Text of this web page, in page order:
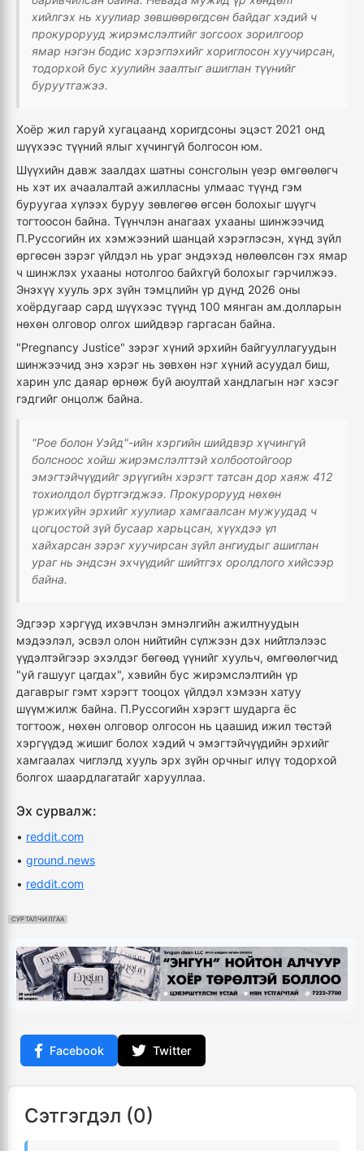
хийлгэх нь хуулиар зөвшөөрөгдсөн байдаг хэдий ч
прокурорууд жирэмслэлтийг зогсоох зорилгоор
ямар нэгэн бодис хэрэглэхийг хориглосон хуучирсан,
тодорхой бус хуулийн заалтыг ашиглан түүнийг
буруутгажээ.
Хоёр жил гаруй хугацаанд хоригдсоны эцэст 2021 онд
шүүхээс түүний ялыг хүчингүй болгосон юм.
Шүүхийн давж заалдах шатны сонсголын үеэр өмгөөлөгч
нь хэт их ачаалалтай ажилласны улмаас түүнд гэм
буруугаа хүлээх буруу зөвлөгөө өгсөн болохыг шүүгч
тогтоосон байна. Түүнчлэн анагаах ухааны шинжээчид
П.Руссогийн их хэмжээний шанцай хэрэглэсэн, хүнд зүйл
өргөсөн зэрэг үйлдэл нь ураг эндэхэд нөлөөлсөн гэх ямар
ч шинжлэх ухааны нотолгоо байхгүй болохыг гэрчилжээ.
Энэхүү хууль эрх зүйн тэмцлийн үр дүнд 2026 оны
хоёрдугаар сард шүүхээс түүнд 100 мянган ам.долларын
нөхөн олговор олгох шийдвэр гаргасан байна.
"Pregnancy Justice" зэрэг хүний эрхийн байгууллагуудын
шинжээчид энэ хэрэг нь зөвхөн нэг хүний асуудал биш,
харин улс даяар өрнөж буй аюултай хандлагын нэг хэсэг
гэдгийг онцолж байна.
"Рое болон Уэйд"-ийн хэргийн шийдвэр хүчингүй
болсноос хойш жирэмслэлттэй холбоотойгоор
эмэгтэйчүүдийг эрүүгийн хэрэгт татсан дор хаяж 412
тохиолдол бүртгэгджээ. Прокурорууд нөхөн
үржихүйн эрхийг хуулиар хамгаалсан мужуудад ч
цогцостой зүй бусаар харьцсан, хүүхдээ үл
хайхарсан зэрэг хуучирсан зүйл ангиудыг ашиглан
ураг нь эндсэн эхчүүдийг шийтгэх оролдлого хийсээр
байна.
Эдгээр хэргүүд ихэвчлэн эмнэлгийн ажилтнуудын
мэдээлэл, эсвэл олон нийтийн сүлжээн дэх нийтлэлээс
үүдэлтэйгээр эхэлдэг бөгөөд үүнийг хуульч, өмгөөлөгчид
"уй гашууг цагдах", хэвийн бус жирэмслэлтийн үр
дагаврыг гэмт хэрэгт тооцох үйлдэл хэмээн хатуу
шүүмжилж байна. П.Руссогийн хэрэгт шударга ёс
тогтоож, нөхөн олговор олгосон нь цаашид ижил төстэй
хэргүүдэд жишиг болох хэдий ч эмэгтэйчүүдийн эрхийг
хамгаалах чиглэлд хууль эрх зүйн орчныг илүү тодорхой
болгох шаардлагатайг харууллаа.
Эх сурвалж:
• reddit.com
• ground.news
• reddit.com
СУРТАЛЧИЛГАА
Facebook Twitter
Сэтгэгдэл (0)